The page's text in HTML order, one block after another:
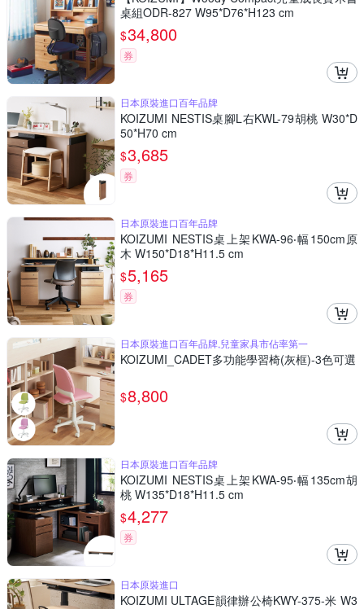
桌組ODR-827 W95*D76*H123 cm
$34,800
券
日本原裝進口百年品牌
KOIZUMI NESTIS桌腳L右KWL-79胡桃 W30*D
50*H70 cm
$3,685
券
日本原裝進口百年品牌
KOIZUMI NESTIS桌上架KWA-96‧幅150cm原
木 W150*D18*H11.5 cm
$5,165
券
日本原裝進口百年品牌,兒童家具市佔率第一
KOIZUMI_CADET多功能學習椅(灰框)-3色可選
$8,800
日本原裝進口百年品牌
KOIZUMI NESTIS桌上架KWA-95‧幅135cm胡
桃 W135*D18*H11.5 cm
$4,277
券
日本原裝進口
KOIZUMI ULTAGE韻律辦公椅KWY-375-米 W3